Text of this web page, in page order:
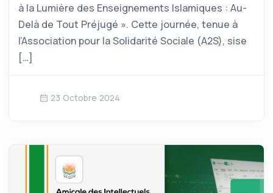
à la Lumière des Enseignements Islamiques : Au-
Delà de Tout Préjugé ». Cette journée, tenue à
l’Association pour la Solidarité Sociale (A2S), sise
[…]
23 Octobre 2024